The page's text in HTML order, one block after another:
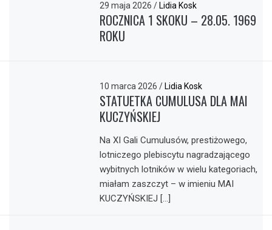
29 maja 2026/ Lidia Kosk
ROCZNICA 1 SKOKU – 28.05. 1969
ROKU
10 marca 2026/ Lidia Kosk
STATUETKA CUMULUSA DLA MAI
KUCZYŃSKIEJ
Na XI Gali Cumulusów, prestiżowego,
lotniczego plebiscytu nagradzającego
wybitnych lotników w wielu kategoriach,
miałam zaszczyt – w imieniu MAI
KUCZYŃSKIEJ […]